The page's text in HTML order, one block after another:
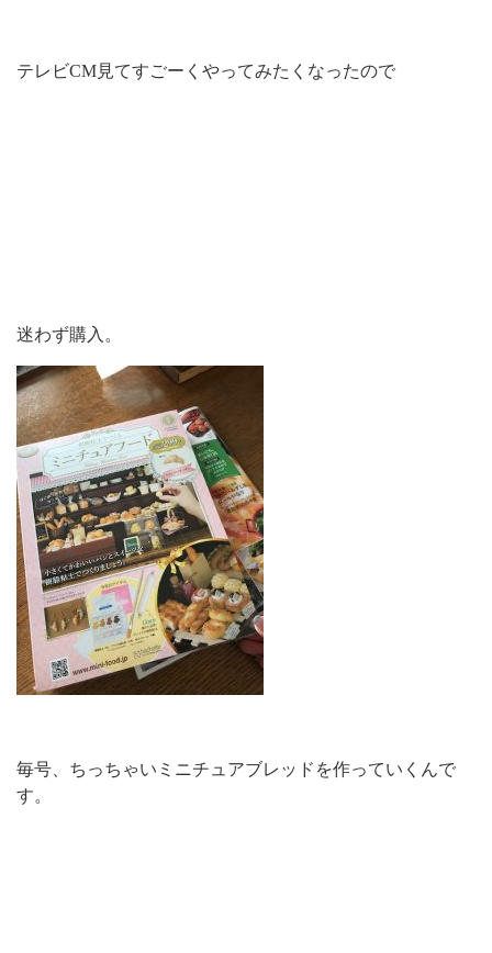
テレビCM見てすごーくやってみたくなったので
迷わず購入。
毎号、ちっちゃいミニチュアブレッドを作っていくんで
す。